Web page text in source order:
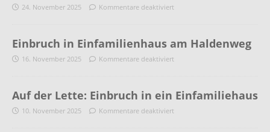
24. November 2025 Kommentare deaktiviert
Einbruch in Einfamilienhaus am Haldenweg
16. November 2025 Kommentare deaktiviert
Auf der Lette: Einbruch in ein Einfamiliehaus
10. November 2025 Kommentare deaktiviert